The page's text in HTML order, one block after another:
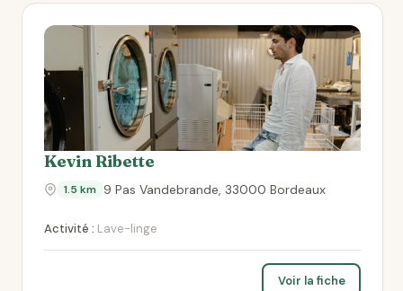
Kevin Ribette
1.5 km 9 Pas Vandebrande, 33000 Bordeaux
Activité : Lave-linge
Voir la fiche